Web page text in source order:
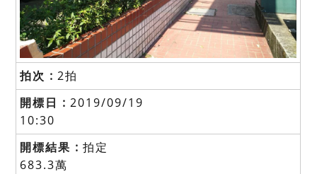
2拍
2019/09/19
10:30
拍定
683.3萬